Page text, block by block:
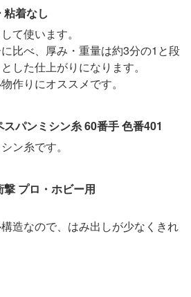
着なし
て使います。
比べ、厚み・重量は約3分の1と段
した仕上がりになります。
作りにオススメです。
パンミシン糸 60番手 色番401
ン糸です。
プロ・ホビー用
造なので、はみ出しが少なくきれ